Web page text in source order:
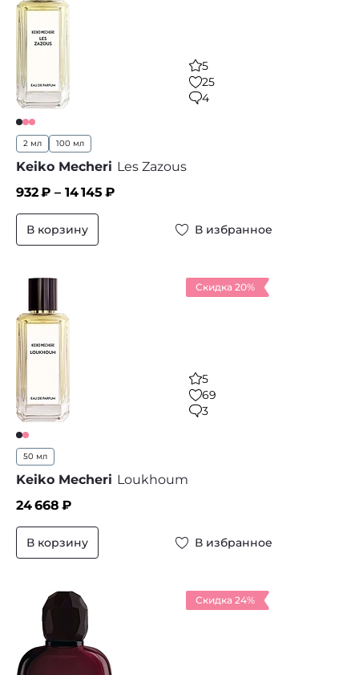
5
25
4
2 мл 100 мл
Keiko Mecheri Les Zazous
932₽ – 14 145 ₽
В корзину В избранное
Скидка 20%
5
69
3
50 мл
Keiko Mecheri Loukhoum
24 668 ₽
В корзину В избранное
Скидка 24%